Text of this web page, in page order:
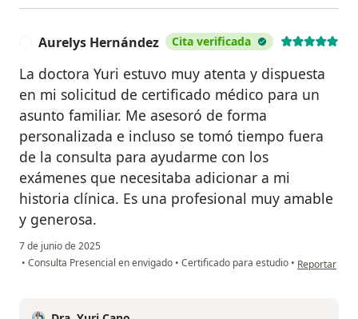
Aurelys Hernández Cita verificada
La doctora Yuri estuvo muy atenta y dispuesta
en mi solicitud de certificado médico para un
asunto familiar. Me asesoró de forma
personalizada e incluso se tomó tiempo fuera
de la consulta para ayudarme con los
exámenes que necesitaba adicionar a mi
historia clínica. Es una profesional muy amable
y generosa.
7 de junio de 2025
• Consulta Presencial en envigado • Certificado para estudio • en opinión
Reportar